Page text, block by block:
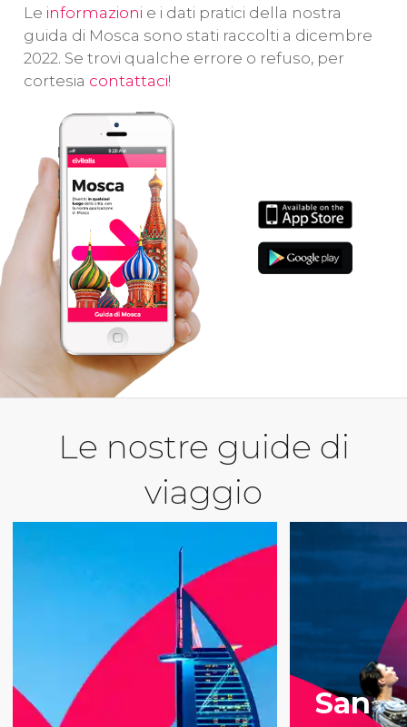
Cremlino
questo
tour
della Mosca
illuminata.
Le informazioni e i dati pratici della nostra
guida di Mosca sono stati raccolti a dicembre
2022. Se trovi qualche errore o refuso, per
cortesia contattaci!
Le nostre guide di
viaggio
San